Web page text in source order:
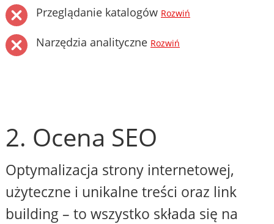
Przeglądanie katalogów Rozwiń
Narzędzia analityczne Rozwiń
2. Ocena SEO
Optymalizacja strony internetowej,
użyteczne i unikalne treści oraz link
building – to wszystko składa się na